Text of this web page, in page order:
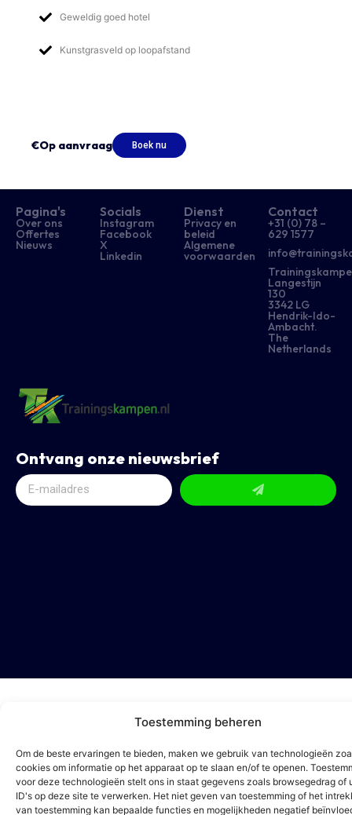
Toestemming beheren
Om de beste ervaringen te bieden, maken we gebruik van technologieën
cookies om informatie op het apparaat op te slaan en/of te openen.
voor deze technologieën stelt ons in staat gegevens zoals browsegedrag of
ID's op deze site te verwerken. Het niet geven van toestemming of het
van toestemming kan bepaalde functies en mogelijkheden negatief
Geweldig goed hotel
Kunstgrasveld op loopafstand
€Op aanvraag Boek nu
Pagina's
Over ons
Offertes
Nieuws
Socials
Instagram
Facebook
X
Linkedin
Dienst
Privacy en
beleid
Algemene
voorwaarden
Contact
+31 (0) 78 –
629 1577​
Langestijn
130
3342 LG
Hendrik-Ido-
Ambacht.
The
Netherlands
Ontvang onze nieuwsbrief